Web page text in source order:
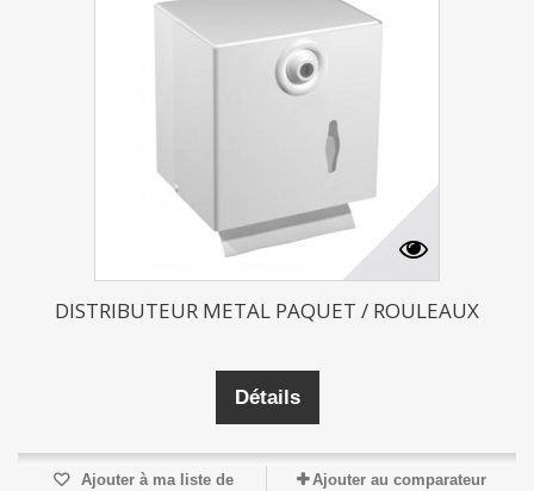
DISTRIBUTEUR METAL PAQUET / ROULEAUX
Détails
Ajouter à ma liste de
Ajouter au comparateur